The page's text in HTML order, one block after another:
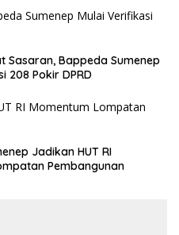
Sasaran, Bappeda Sumenep
208 Pokir DPRD
Jadikan HUT RI
Pembangunan